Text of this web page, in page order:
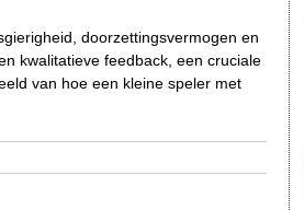
doorzettingsvermogen en
kwalitatieve feedback, een cruciale
van hoe een kleine speler met